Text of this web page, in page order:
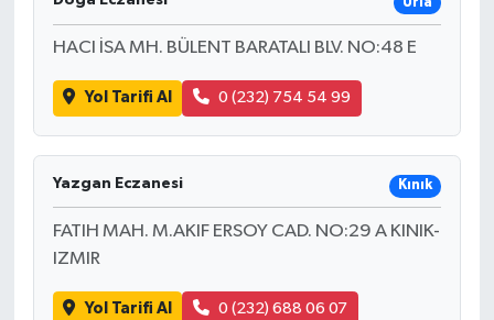
HACI İSA MH. BÜLENT BARATALI BLV. NO:48 E
Yol Tarifi Al 0 (232) 754 54 99
Yazgan Eczanesi Kınık
FATIH MAH. M.AKIF ERSOY CAD. NO:29 A KINIK-
IZMIR
Yol Tarifi Al 0 (232) 688 06 07